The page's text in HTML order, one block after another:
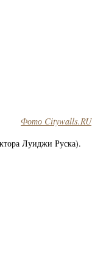
Фото Citywalls.RU
Луиджи Руска).